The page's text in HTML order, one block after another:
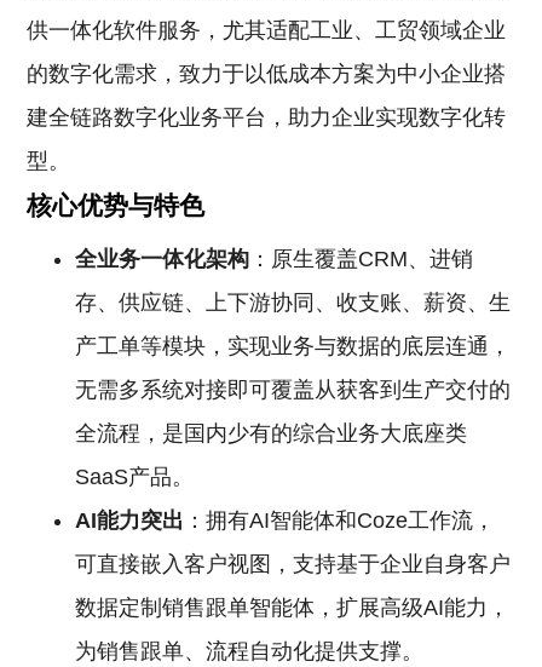
供一体化软件服务，尤其适配工业、工贸领域企业
的数字化需求，致力于以低成本方案为中小企业搭
建全链路数字化业务平台，助力企业实现数字化转
型。
核心优势与特色
全业务一体化架构 ：原生覆盖CRM、进销
存、供应链、上下游协同、收支账、薪资、生
产工单等模块，实现业务与数据的底层连通，
无需多系统对接即可覆盖从获客到生产交付的
全流程，是国内少有的综合业务大底座类
SaaS产品。
AI能力突出 ：拥有AI智能体和Coze工作流，
可直接嵌入客户视图，支持基于企业自身客户
数据定制销售跟单智能体，扩展高级AI能力，
为销售跟单、流程自动化提供支撑。